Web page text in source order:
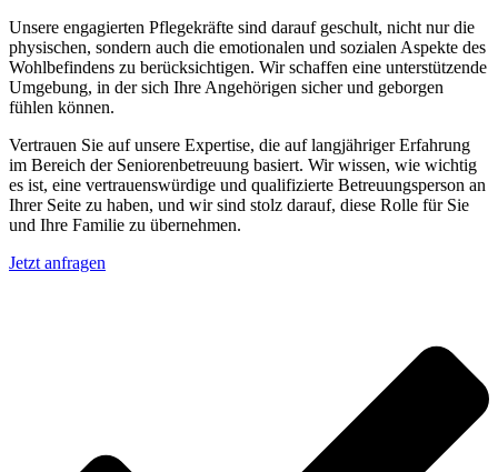
Unsere engagierten Pflegekräfte sind darauf geschult, nicht nur die
physischen, sondern auch die emotionalen und sozialen Aspekte des
Wohlbefindens zu berücksichtigen. Wir schaffen eine unterstützende
Umgebung, in der sich Ihre Angehörigen sicher und geborgen
fühlen können.
Vertrauen Sie auf unsere Expertise, die auf langjähriger Erfahrung
im Bereich der Seniorenbetreuung basiert. Wir wissen, wie wichtig
es ist, eine vertrauenswürdige und qualifizierte Betreuungsperson an
Ihrer Seite zu haben, und wir sind stolz darauf, diese Rolle für Sie
und Ihre Familie zu übernehmen.
Jetzt anfragen